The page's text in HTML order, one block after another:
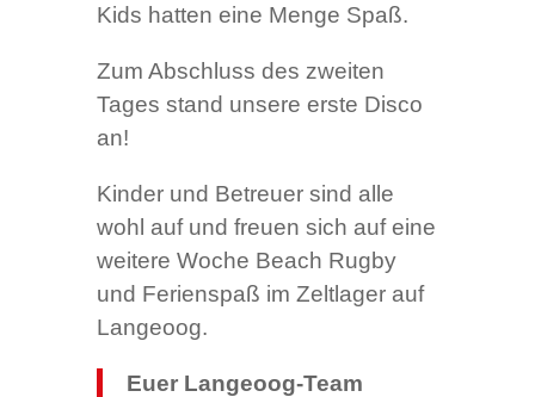
Kids hatten eine Menge Spaß.
Zum Abschluss des zweiten
Tages stand unsere erste Disco
an!
Kinder und Betreuer sind alle
wohl auf und freuen sich auf eine
weitere Woche Beach Rugby
und Ferienspaß im Zeltlager auf
Langeoog.
Euer Langeoog-Team